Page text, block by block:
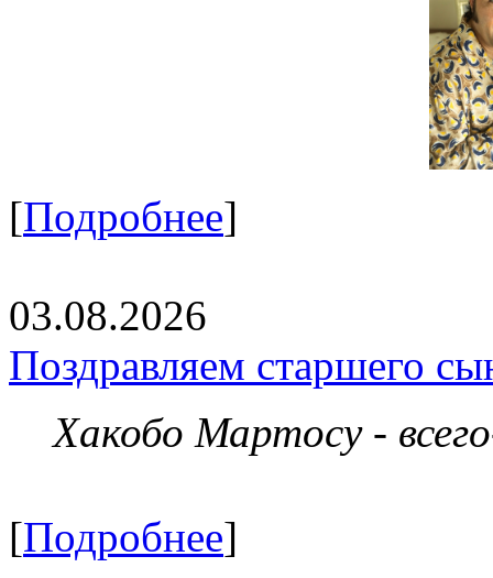
[Подробнее]
03.08.2026
Поздравляем старшего
Хакобо Мартосу -
[Подробнее]